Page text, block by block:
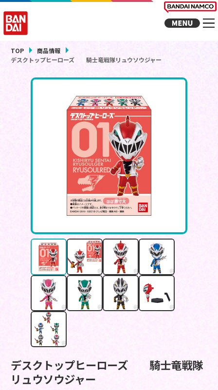
TOP
商品情報
デスクトップヒーローズ 騎士竜戦隊リュウソウジャー
デスクトップヒーローズ 騎士竜戦隊
リュウソウジャー